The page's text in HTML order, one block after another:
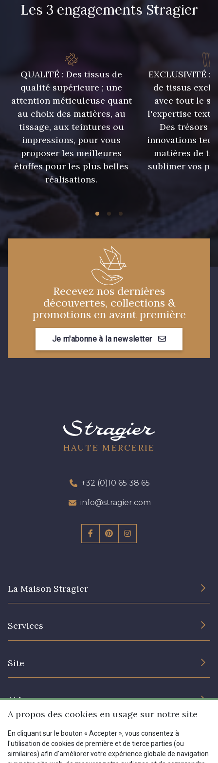
Les 3 engagements Stragier
QUALITÉ : Des tissus de
qualité supérieure ; une
attention méticuleuse quant
au choix des matières, au
tissage, aux teintures ou
impressions, pour vous
proposer les meilleures
étoffes pour les plus belles
réalisations.
EXCLUSIVITÉ :
de tissus
avec tout le
l'expertise
Des trésors
innovations
matières de
sublimer vos
Recevez nos dernières
découvertes, collections &
promotions en avant première
Je m'abonne à la newsletter
HAUTE MERCERIE
+32 (0)10 65 38 65
info@stragier.com
La Maison Stragier
Services
Site
Prix réduits
Magazine
Aide
Livraison : France, Belgique, International
Retours & réclamations
Menu
A propos des cookies en usage sur notre site
En cliquant sur le bouton « Accepter », vous consentez à
l'utilisation de cookies de première et de tierce parties (ou
similaires) afin d'améliorer votre expérience globale de navigation